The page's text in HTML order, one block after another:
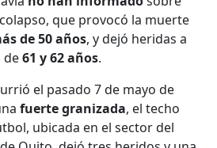
que provocó la muerte
de 50 años, y dejó heridas a
de61 y 62 años.
el pasado 7 de mayo de
fuerte granizada, el techo
ubicada en el sector del